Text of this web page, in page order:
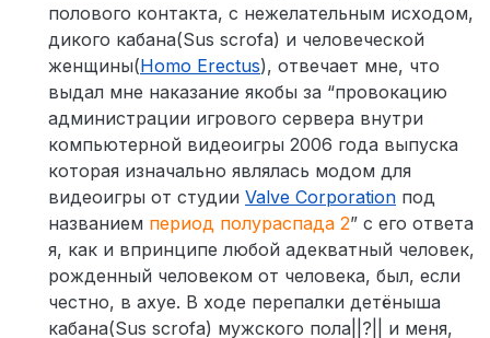
полового контакта, с нежелательным исходом,
дикого кабана(Sus scrofa) и человеческой
женщины(Homo Erectus), отвечает мне, что
выдал мне наказание якобы за “провокацию
администрации игрового сервера внутри
компьютерной видеоигры 2006 года выпуска
которая изначально являлась модом для
видеоигры от студии Valve Corporation под
названием период полураспада 2” с его ответа
я, как и впринципе любой адекватный человек,
рожденный человеком от человека, был, если
честно, в ахуе. В ходе перепалки детёныша
кабана(Sus scrofa) мужского пола||?|| и меня,